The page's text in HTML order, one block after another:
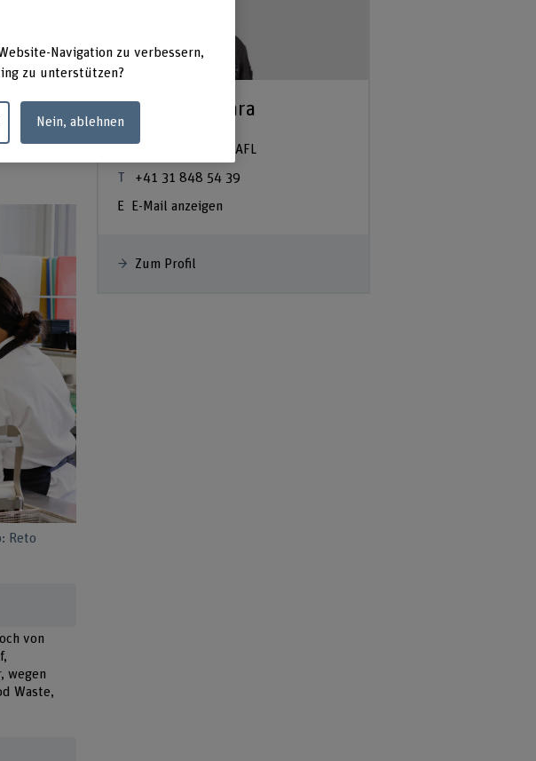
zudem
Bei uns
Reto
von
wegen
Waste,
Jeremiah Omara
Leiter Gastro BFH-HAFL
+41 31 848 54 39
E-Mail anzeigen
Zum Profil
Navigation zu verbessern,
zu unterstützen?
Nein, ablehnen